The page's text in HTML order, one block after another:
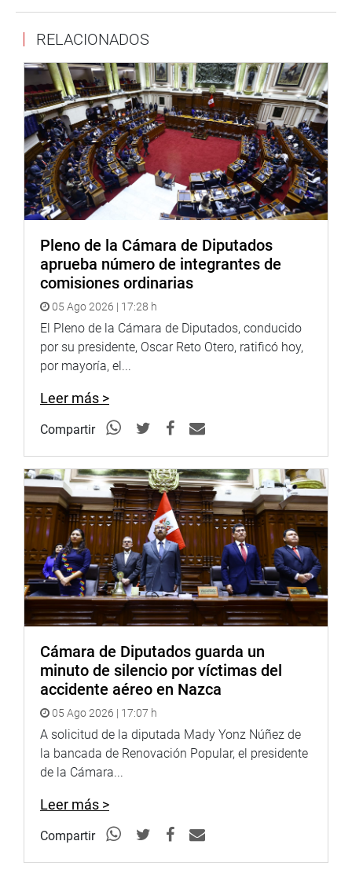
Twitter:https://twitter.com/congresoperu
Youtube:http://www.youtube.com/congresoperu
Soundcloud:https://soundcloud.com/radiocongreso
RELACIONADOS
Pleno de la Cámara de Diputados
aprueba número de integrantes de
comisiones ordinarias
05 Ago 2026 | 17:28 h
El Pleno de la Cámara de Diputados, conducido
por su presidente, Oscar Reto Otero, ratificó hoy,
por mayoría, el...
Leer más >
Compartir
Cámara de Diputados guarda un
minuto de silencio por víctimas del
accidente aéreo en Nazca
05 Ago 2026 | 17:07 h
A solicitud de la diputada Mady Yonz Núñez de
la bancada de Renovación Popular, el presidente
de la Cámara...
Leer más >
Compartir